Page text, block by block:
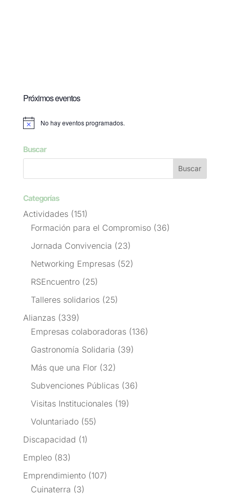
Próximos eventos
Aviso No hay eventos programados.
Buscar
Categorías
Actividades(151)
Formación para el Compromiso(36)
Jornada Convivencia (23)
Networking Empresas(52)
RSEncuentro(25)
Talleres solidarios(25)
Alianzas(339)
Empresas colaboradoras(136)
Gastronomía Solidaria (39)
Más que una Flor(32)
Subvenciones Públicas(36)
Visitas Institucionales(19)
Voluntariado(55)
Discapacidad (1)
Empleo(83)
Emprendimiento(107)
Cuinaterra (3)